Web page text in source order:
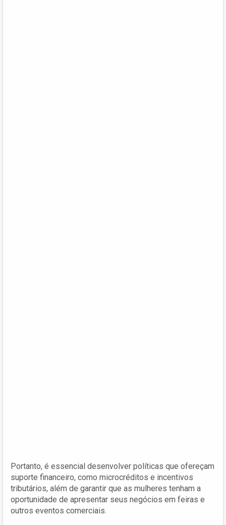
Portanto, é essencial desenvolver políticas que ofereçam
suporte financeiro, como microcréditos e incentivos
tributários, além de garantir que as mulheres tenham a
oportunidade de apresentar seus negócios em feiras e
outros eventos comerciais.